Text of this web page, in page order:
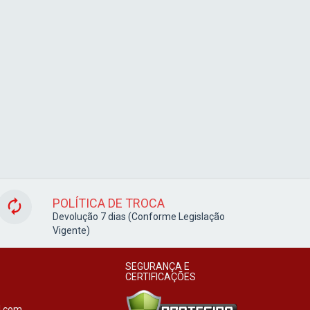
POLÍTICA DE TROCA
Devolução 7 dias (Conforme Legislação
Vigente)
SEGURANÇA E
CERTIFICAÇÕES